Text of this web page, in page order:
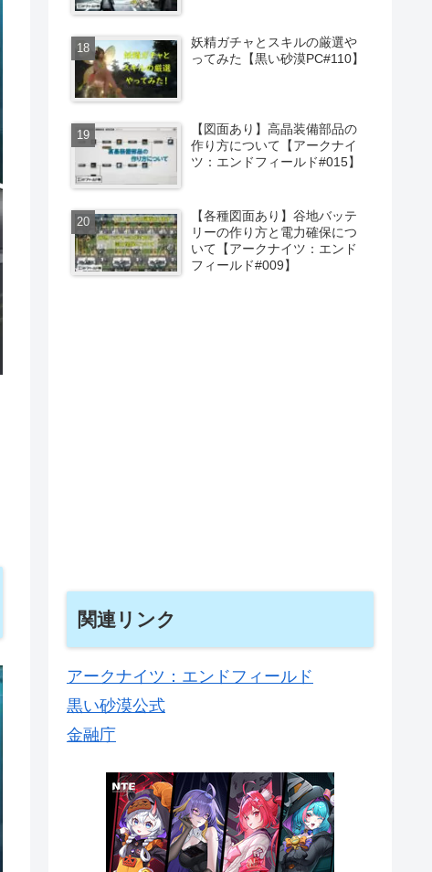
妖精ガチャとスキルの厳選や
ってみた【黒い砂漠PC#110】
【図面あり】高晶装備部品の
作り方について【アークナイ
ツ：エンドフィールド#015】
【各種図面あり】谷地バッテ
リーの作り方と電力確保につ
いて【アークナイツ：エンド
フィールド#009】
関連リンク
アークナイツ：エンドフィールド
黒い砂漠公式
金融庁